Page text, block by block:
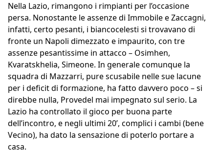
Nella Lazio, rimangono i rimpianti per l’occasione
persa. Nonostante le assenze di Immobile e Zaccagni,
infatti, certo pesanti, i biancocelesti si trovavano di
fronte un Napoli dimezzato e impaurito, con tre
assenze pesantissime in attacco – Osimhen,
Kvaratskhelia, Simeone. In generale comunque la
squadra di Mazzarri, pure scusabile nelle sue lacune
per i deficit di formazione, ha fatto davvero poco – si
direbbe nulla, Provedel mai impegnato sul serio. La
Lazio ha controllato il gioco per buona parte
dell’incontro, e negli ultimi 20’, complici i cambi (bene
Vecino), ha dato la sensazione di poterlo portare a
casa.